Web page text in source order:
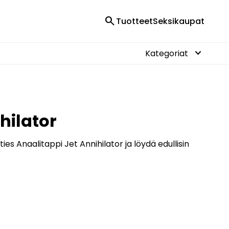
searchTuotteetSeksikaupat
Kategoriat keyboard_arrow_down
Anaalitappi Jet Annihilator ja löydä edullisin